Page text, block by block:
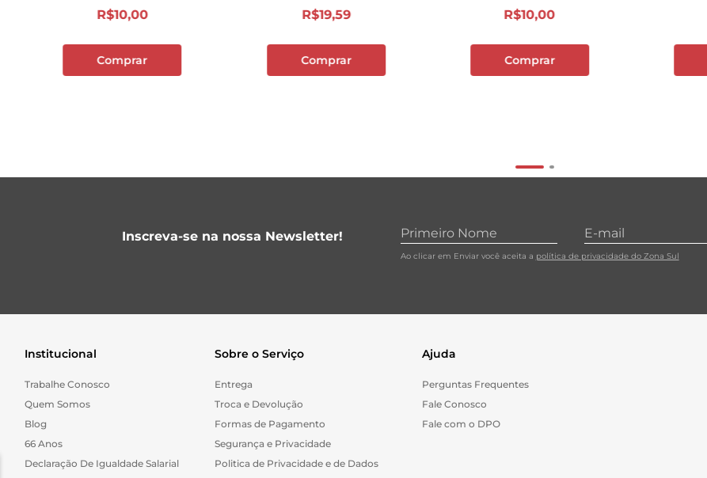
R$10,00
Comprar
R$19,59
Comprar
R$10,00
Comprar
Inscreva-se na nossa Newsletter!
Ao clicar em Enviar você aceita a política de privacidade do Zona Sul
Institucional
Trabalhe Conosco
Quem Somos
Blog
66 Anos
Declaração De Igualdade Salarial
Sobre o Serviço
Entrega
Troca e Devolução
Formas de Pagamento
Segurança e Privacidade
Politica de Privacidade e de Dados
Ajuda
Perguntas Frequentes
Fale Conosco
Fale com o DPO